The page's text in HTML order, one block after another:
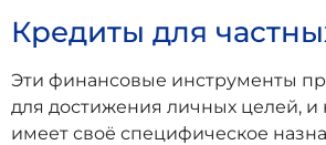
Кредиты для
Эти финансовые инструменты
для достижения личных целей, и
имеет своё специфическое